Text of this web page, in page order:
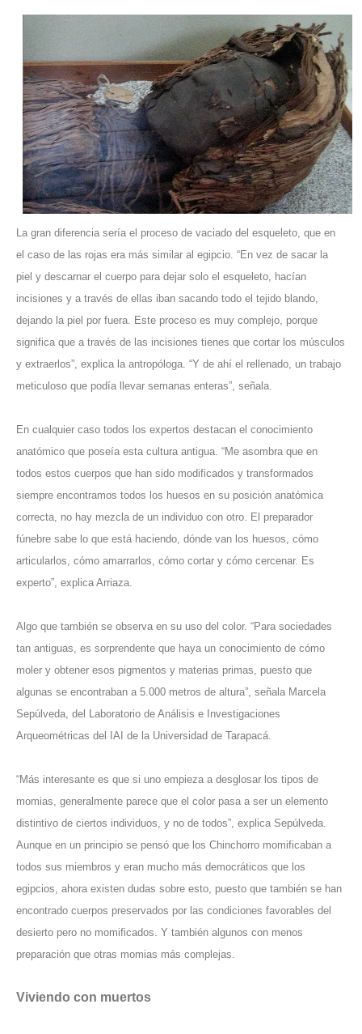
La gran diferencia sería el proceso de vaciado del esqueleto, que en
el caso de las rojas era más similar al egipcio. “En vez de sacar la
piel y descarnar el cuerpo para dejar solo el esqueleto, hacían
incisiones y a través de ellas iban sacando todo el tejido blando,
dejando la piel por fuera. Este proceso es muy complejo, porque
significa que a través de las incisiones tienes que cortar los músculos
y extraerlos”, explica la antropóloga. “Y de ahí el rellenado, un trabajo
meticuloso que podía llevar semanas enteras”, señala.
En cualquier caso todos los expertos destacan el conocimiento
anatómico que poseía esta cultura antigua. “Me asombra que en
todos estos cuerpos que han sido modificados y transformados
siempre encontramos todos los huesos en su posición anatómica
correcta, no hay mezcla de un individuo con otro. El preparador
fúnebre sabe lo que está haciendo, dónde van los huesos, cómo
articularlos, cómo amarrarlos, cómo cortar y cómo cercenar. Es
experto”, explica Arriaza.
Algo que también se observa en su uso del color. “Para sociedades
tan antiguas, es sorprendente que haya un conocimiento de cómo
moler y obtener esos pigmentos y materias primas, puesto que
algunas se encontraban a 5.000 metros de altura”, señala Marcela
Sepúlveda, del Laboratorio de Análisis e Investigaciones
Arqueométricas del IAI de la Universidad de Tarapacá.
“Más interesante es que si uno empieza a desglosar los tipos de
momias, generalmente parece que el color pasa a ser un elemento
distintivo de ciertos individuos, y no de todos”, explica Sepúlveda.
Aunque en un principio se pensó que los Chinchorro momificaban a
todos sus miembros y eran mucho más democráticos que los
egipcios, ahora existen dudas sobre esto, puesto que también se han
encontrado cuerpos preservados por las condiciones favorables del
desierto pero no momificados. Y también algunos con menos
preparación que otras momias más complejas.
Viviendo con muertos